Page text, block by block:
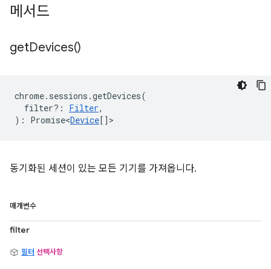
메서드
getDevices()
chrome. sessions .getDevices(
filter? : Filter,
) : Promise<Device[] >
동기화된 세션이 있는 모든 기기를 가져옵니다.
매개변수
filter
필터 선택사항